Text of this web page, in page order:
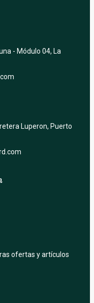
- Módulo 04, La
Luperon, Puerto
ofertas y artículos